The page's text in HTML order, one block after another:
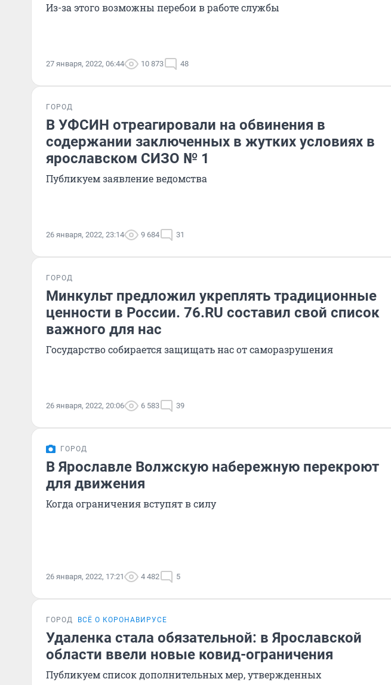
Из-за этого возможны перебои в работе службы
27 января, 2022, 06:44 10 873 48
ГОРОД
В УФСИН отреагировали на обвинения в
содержании заключенных в жутких условиях в
ярославском СИЗО № 1
Публикуем заявление ведомства
26 января, 2022, 23:14 9 684 31
ГОРОД
Минкульт предложил укреплять традиционные
ценности в России. 76.RU составил свой список
важного для нас
Государство собирается защищать нас от саморазрушения
26 января, 2022, 20:06 6 583 39
ГОРОД
В Ярославле Волжскую набережную перекроют
для движения
Когда ограничения вступят в силу
26 января, 2022, 17:21 4 482 5
ГОРОД ВСЁ О КОРОНАВИРУСЕ
Удаленка стала обязательной: в Ярославской
области ввели новые ковид-ограничения
Публикуем список дополнительных мер, утвержденных